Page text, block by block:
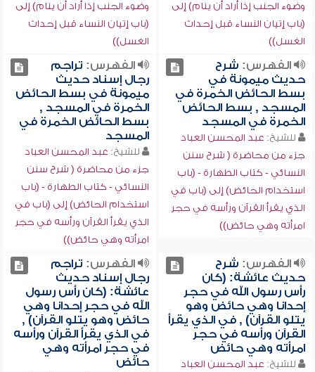
وضوء الجنب إذا أراد أن ينام) إلى
(باب إتيان النساء قبل إحداث
الغسل))
وضوء الجنب إذا أراد أن ينام) إلى
(باب إتيان النساء قبل إحداث
الغسل))
الفهرس: شرح
حديث ميمونة في
بسط الحائض الخمرة في
المسجد , بسط الحائض
الخمرة في المسجد
للشيخ: عبد المحسن العباد
جزء من محاضرة ( شرح سنن
النسائي - كتاب الطهارة - (باب
استخدام الحائض) إلى (باب في
الذي يقرأ القرآن ورأسه في حجر
امرأته وهي حائض))
الفهرس: تراجم
رجال إسناد حديث
ميمونة في بسط الحائض
الخمرة في المسجد ,
بسط الحائض الخمرة في
المسجد
للشيخ: عبد المحسن العباد
جزء من محاضرة ( شرح سنن
النسائي - كتاب الطهارة - (باب
استخدام الحائض) إلى (باب في
الذي يقرأ القرآن ورأسه في حجر
امرأته وهي حائض))
الفهرس: شرح
حديث عائشة: (كان
رأس رسول الله في حجر
إحدانا وهي حائض وهو
يتلو القرآن) , في الذي يقرأ
القرآن ورأسه في حجر
امرأته وهي حائض
للشيخ: عبد المحسن العباد
الفهرس: تراجم
رجال إسناد حديث
عائشة: (كان رأس رسول
الله في حجر إحدانا وهي
حائض وهو يتلو القرآن) ,
في الذي يقرأ القرآن ورأسه
في حجر امرأته وهي
حائض